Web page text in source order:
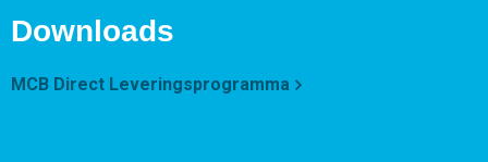
Selecteer
2460-0431-404015
Downloads
MCB Direct Leveringsprogramma